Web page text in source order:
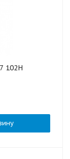
102H